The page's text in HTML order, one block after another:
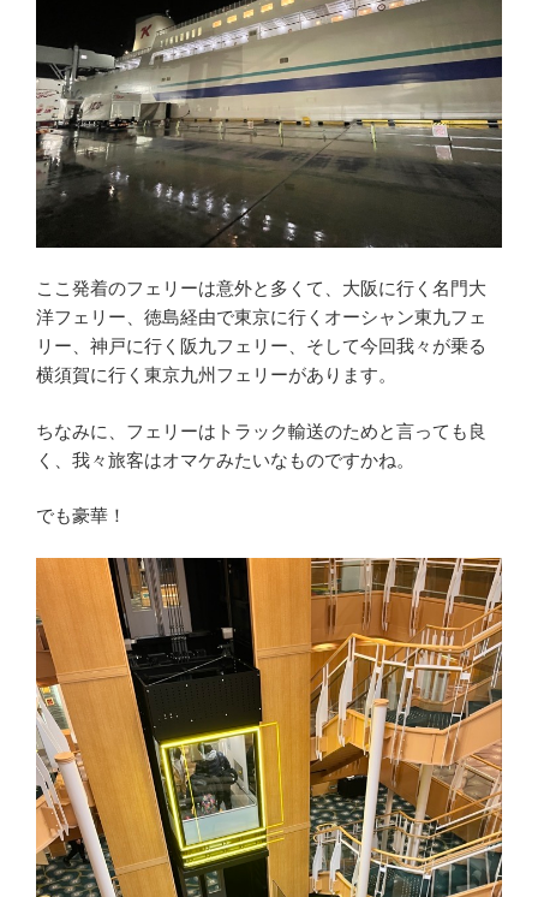
ここ発着のフェリーは意外と多くて、大阪に行く名門大
洋フェリー、徳島経由で東京に行くオーシャン東九フェ
リー、神戸に行く阪九フェリー、そして今回我々が乗る
横須賀に行く東京九州フェリーがあります。
ちなみに、フェリーはトラック輸送のためと言っても良
く、我々旅客はオマケみたいなものですかね。
でも豪華！